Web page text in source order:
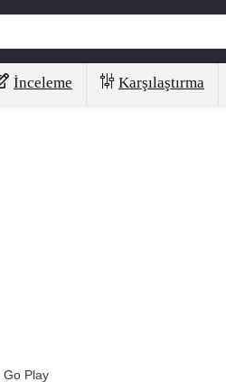
İnceleme Karşılaştırma
Go Play